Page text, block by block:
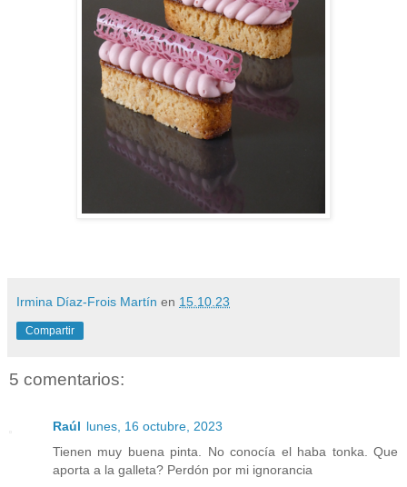
Irmina Díaz-Frois Martín en 15.10.23
Compartir
5 comentarios:
Raúl lunes, 16 octubre, 2023
Tienen muy buena pinta. No conocía el haba tonka. Que
aporta a la galleta? Perdón por mi ignorancia